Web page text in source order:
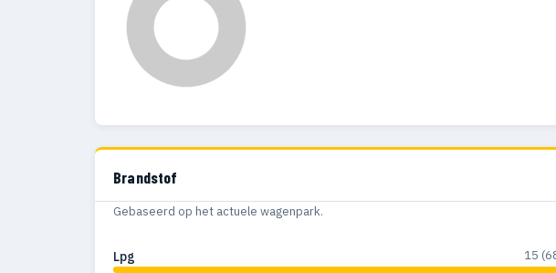
Brandstof
Gebaseerd op het actuele wagenpark.
Lpg 15